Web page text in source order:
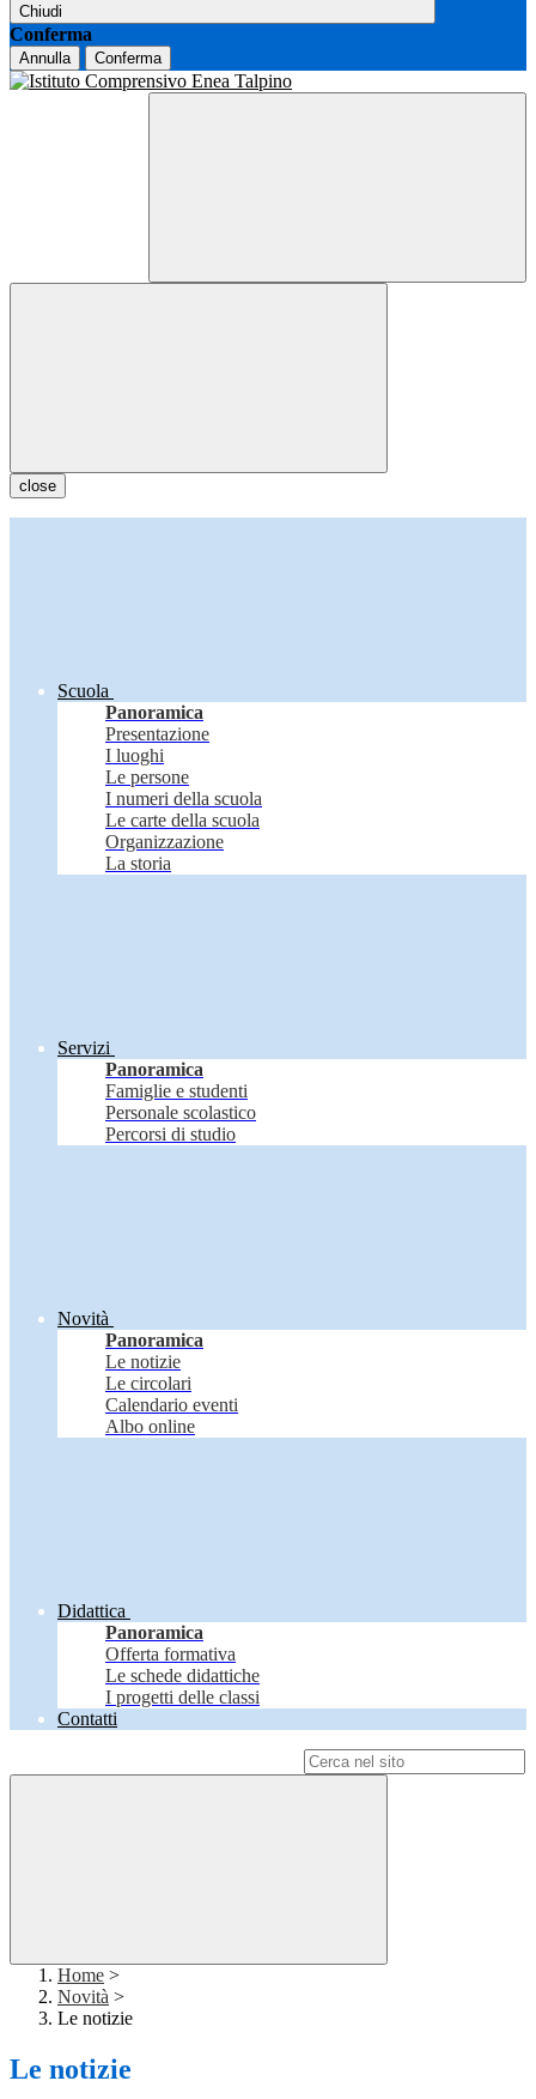
Chiudi
Conferma
Annulla Conferma
close
Scuola
Panoramica
Presentazione
I luoghi
Le persone
I numeri della scuola
Le carte della scuola
Organizzazione
La storia
Servizi
Panoramica
Famiglie e studenti
Personale scolastico
Percorsi di studio
Novità
Panoramica
Le notizie
Le circolari
Calendario eventi
Albo online
Didattica
Panoramica
Offerta formativa
Le schede didattiche
I progetti delle classi
Contatti
Home >
Novità >
Le notizie
Le notizie